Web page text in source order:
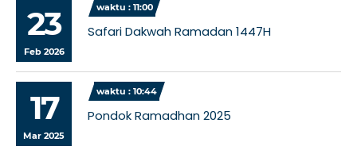
23
Feb 2026
waktu : 11:00
Safari Dakwah Ramadan 1447H
17
Mar 2025
waktu : 10:44
Pondok Ramadhan 2025